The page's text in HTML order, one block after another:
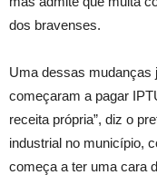
dos bravenses.
Uma dessas mudanças
começaram a pagar
receita própria”, diz o
industrial no município,
começa a ter uma cara